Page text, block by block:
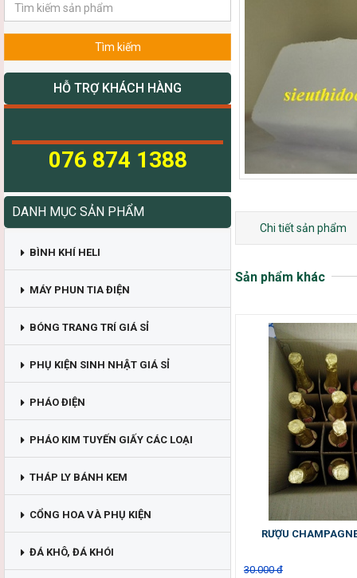
Tìm kiếm
HỖ TRỢ KHÁCH HÀNG
076 874 1388
DANH MỤC SẢN PHẨM
BÌNH KHÍ HELI
MÁY PHUN TIA ĐIỆN
BÓNG TRANG TRÍ GIÁ SỈ
PHỤ KIỆN SINH NHẬT GIÁ SỈ
PHÁO ĐIỆN
PHÁO KIM TUYẾN GIẤY CÁC LOẠI
THÁP LY BÁNH KEM
CỔNG HOA VÀ PHỤ KIỆN
ĐÁ KHÔ, ĐÁ KHÓI
Chi tiết sản phẩm
Sản phẩm khác
RƯỢU
30.000 đ